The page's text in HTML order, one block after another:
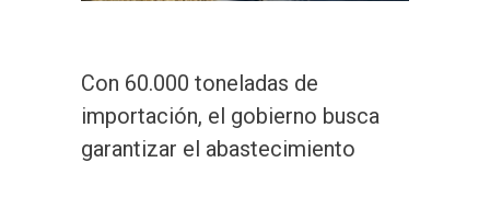
Con 60.000 toneladas de
importación, el gobierno busca
garantizar el abastecimiento